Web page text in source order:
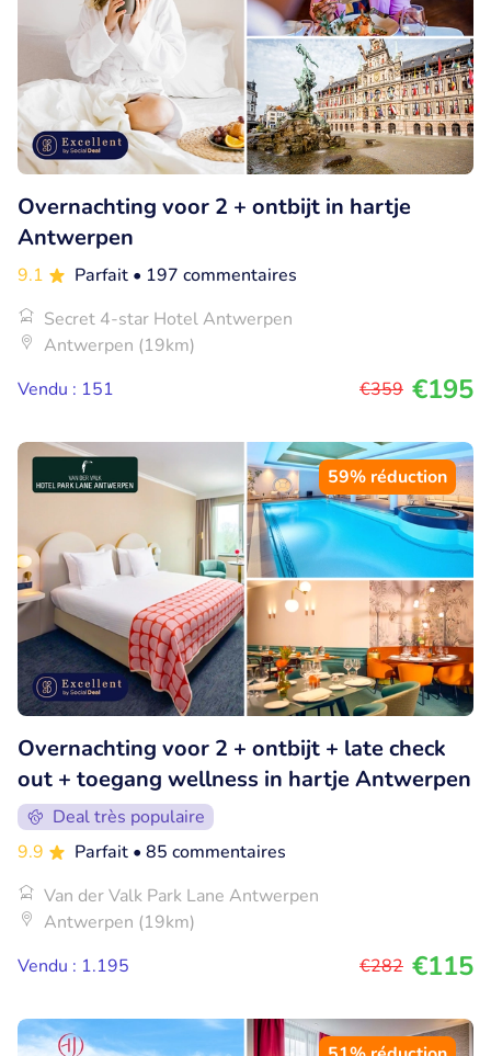
Overnachting voor 2 + ontbijt in hartje
Antwerpen
9.1 Parfait • 197 commentaires
Secret 4-star Hotel Antwerpen
Antwerpen (19km)
Vendu : 151
€359 €195
59% réduction
Overnachting voor 2 + ontbijt + late check
out + toegang wellness in hartje Antwerpen
Deal très populaire
9.9
Parfait • 85 commentaires
Van der Valk Park Lane Antwerpen
Antwerpen (19km)
Vendu : 1.195
€282 €115